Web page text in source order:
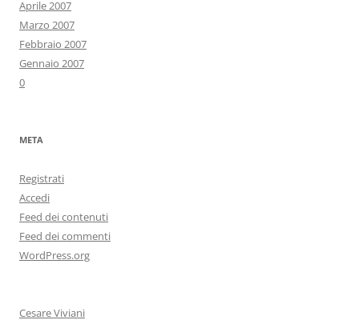
Aprile 2007
Marzo 2007
Febbraio 2007
Gennaio 2007
0
META
Registrati
Accedi
Feed dei contenuti
Feed dei commenti
WordPress.org
Cesare Viviani